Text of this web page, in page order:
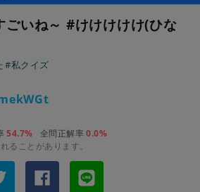
ごいね～ #けけけけけ(ひな
#私クイズ
54.7% 全問正解率0.0%
ることがあります。